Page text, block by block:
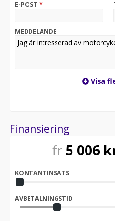
önskemål samt tar gärna
(ducati diavel 1260s xdiavel
bike trollhättan)
E-POST *
MEDDELANDE
Visa
Finansiering
fr 5 006
KONTANTINSATS
AVBETALNINGSTID